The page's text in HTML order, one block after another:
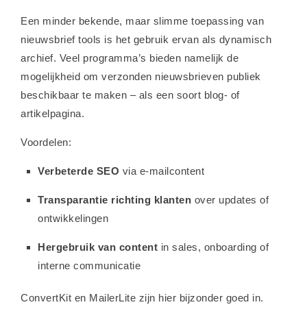
Een minder bekende, maar slimme toepassing van
nieuwsbrief tools is het gebruik ervan als dynamisch
archief. Veel programma’s bieden namelijk de
mogelijkheid om verzonden nieuwsbrieven publiek
beschikbaar te maken – als een soort blog- of
artikelpagina.
Voordelen:
Verbeterde SEO via e-mailcontent
Transparantie richting klanten over updates of
ontwikkelingen
Hergebruik van content in sales, onboarding of
interne communicatie
ConvertKit en MailerLite zijn hier bijzonder goed in.